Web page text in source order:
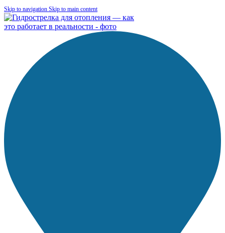
Skip to navigation Skip to main content